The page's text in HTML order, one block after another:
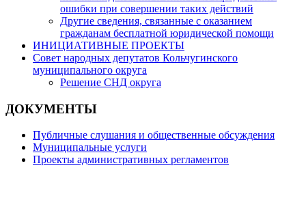
ошибки при совершении таких действий
Другие сведения, связанные с оказанием
гражданам бесплатной юридической помощи
ИНИЦИАТИВНЫЕ ПРОЕКТЫ
Совет народных депутатов Кольчугинского
муниципального округа
Решение СНД округа
ДОКУМЕНТЫ
Публичные слушания и общественные обсуждения
Муниципальные услуги
Проекты административных регламентов